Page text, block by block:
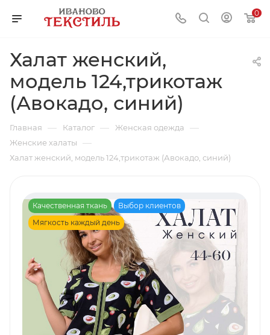
0
Халат женский,
модель 124,трикотаж
(Авокадо, синий)
Главная — Каталог — Женская одежда —
Женские халаты —
Халат женский, модель 124,трикотаж (Авокадо, синий)
Качественная ткань
Выбор клиентов
Мягкость каждый день